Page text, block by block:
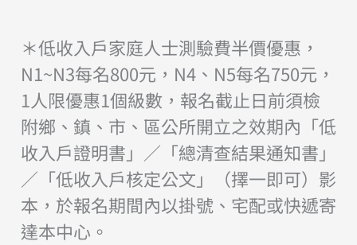
＊低收入戶家庭人士測驗費半價優惠，
N1~N3每名800元，N4、N5每名750元，
1人限優惠1個級數，報名截止日前須檢
附鄉、鎮、市、區公所開立之效期內「低
收入戶證明書」／「總清查結果通知書」
／「低收入戶核定公文」（擇一即可）影
本，於報名期間內以掛號、宅配或快遞寄
達本中心。